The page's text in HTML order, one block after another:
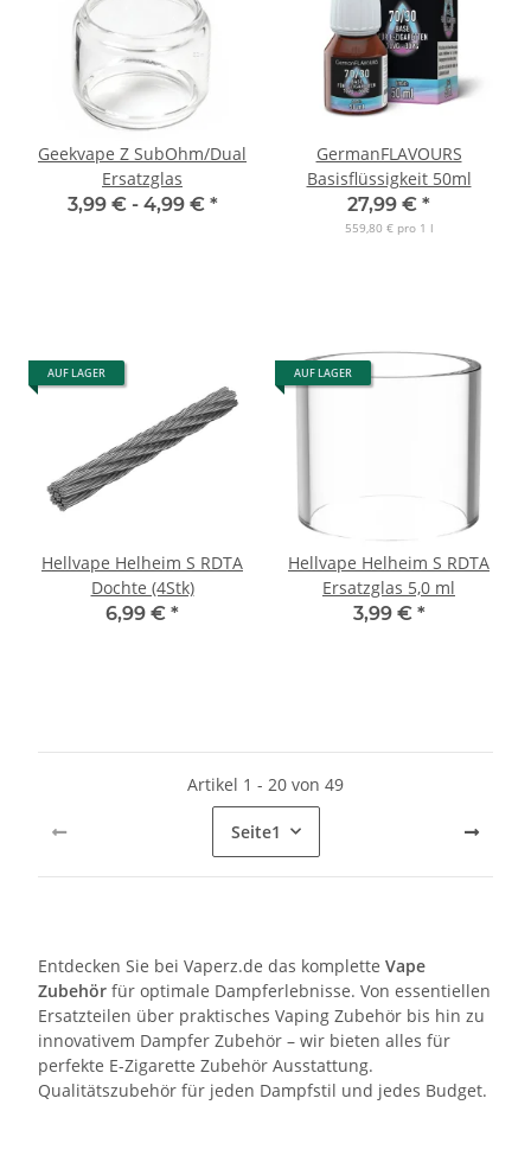
Geekvape Z SubOhm/Dual
Ersatzglas
3,99 € - 4,99 € *
GermanFLAVOURS
Basisflüssigkeit 50ml
27,99 € *
559,80 € pro 1 l
AUF LAGER
Hellvape Helheim S RDTA
Dochte (4Stk)
6,99 € *
AUF LAGER
Hellvape Helheim S RDTA
Ersatzglas 5,0 ml
3,99 € *
Artikel 1 - 20 von 49
Seite1
Entdecken Sie bei Vaperz.de das komplette Vape
Zubehör für optimale Dampferlebnisse. Von essentiellen
Ersatzteilen über praktisches Vaping Zubehör bis hin zu
innovativem Dampfer Zubehör – wir bieten alles für
perfekte E-Zigarette Zubehör Ausstattung.
Qualitätszubehör für jeden Dampfstil und jedes Budget.